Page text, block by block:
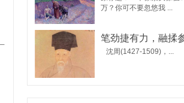
万？你可不要忽悠我 ...
沈周(1427-1509)，...